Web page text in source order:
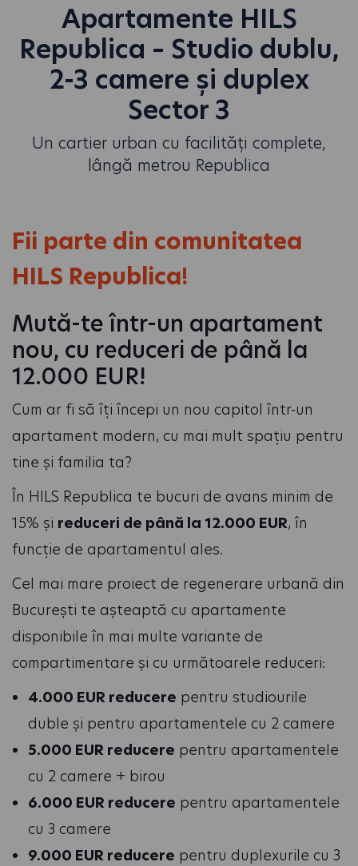
Apartamente HILS
Republica – Studio dublu,
2-3 camere și duplex
Sector 3
Un cartier urban cu facilități complete,
lângă metrou Republica
Fii parte din comunitatea
HILS Republica!
Mută-te într-un apartament
nou, cu reduceri de până la
12.000 EUR!
Cum ar fi să îți începi un nou capitol într-un
apartament modern, cu mai mult spațiu pentru
tine și familia ta?
În HILS Republica te bucuri de avans minim de
15% și reduceri de până la 12.000 EUR, în
funcție de apartamentul ales.
Cel mai mare proiect de regenerare urbană din
București te așteaptă cu apartamente
disponibile în mai multe variante de
compartimentare și cu următoarele reduceri:
4.000 EUR reducere pentru studiourile
duble și pentru apartamentele cu 2 camere
5.000 EUR reducere pentru apartamentele
cu 2 camere + birou
6.000 EUR reducere pentru apartamentele
cu 3 camere
9.000 EUR reducere pentru duplexurile cu 3